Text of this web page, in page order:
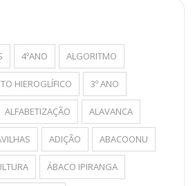
4ºANO ALGORITMO
HIEROGLÍFICO 3º ANO
ALFABETIZAÇÃO ALAVANCA
ADIÇÃO ABACOONU
ÁBACO IPIRANGA